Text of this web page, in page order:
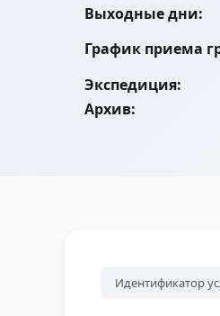
Выходные дни:
График приема
Экспедиция:
Архив:
Идентификатор